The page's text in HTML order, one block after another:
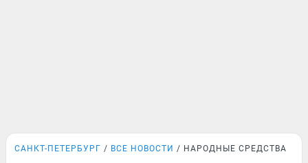
САНКТ-ПЕТЕРБУРГ ВСЕ НОВОСТИ НАРОДНЫЕ СРЕДСТВА